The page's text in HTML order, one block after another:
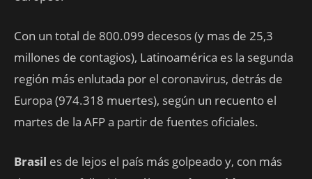
Con un total de 800.099 decesos (y mas de 25,3
millones de contagios), Latinoamérica es la segunda
región más enlutada por el coronavirus, detrás de
Europa (974.318 muertes), según un recuento el
martes de la AFP a partir de fuentes oficiales.
Brasil es de lejos el país más golpeado y, con más